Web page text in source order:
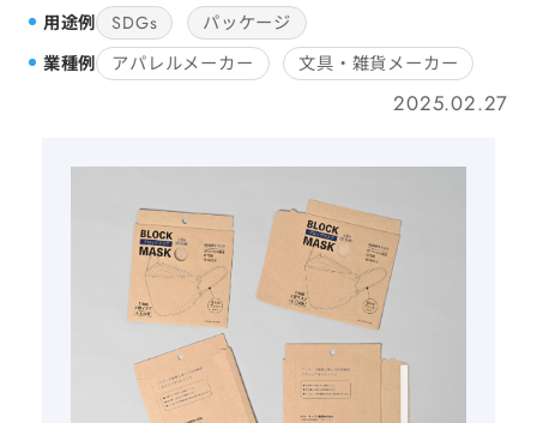
用途例 SDGs
パッケージ
業種例
アパレルメーカー 文具・雑貨メーカー
2025.02.27